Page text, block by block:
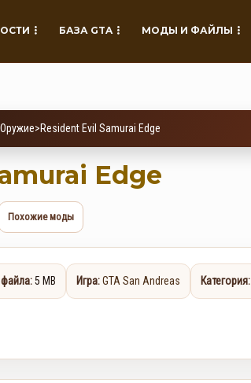
БАЗА GTA МОДЫ И ФАЙЛЫ
Оружие>Resident Evil Samurai Edge
Edge
Похожие моды
5 MB Игра:GTA San Andreas Категория: